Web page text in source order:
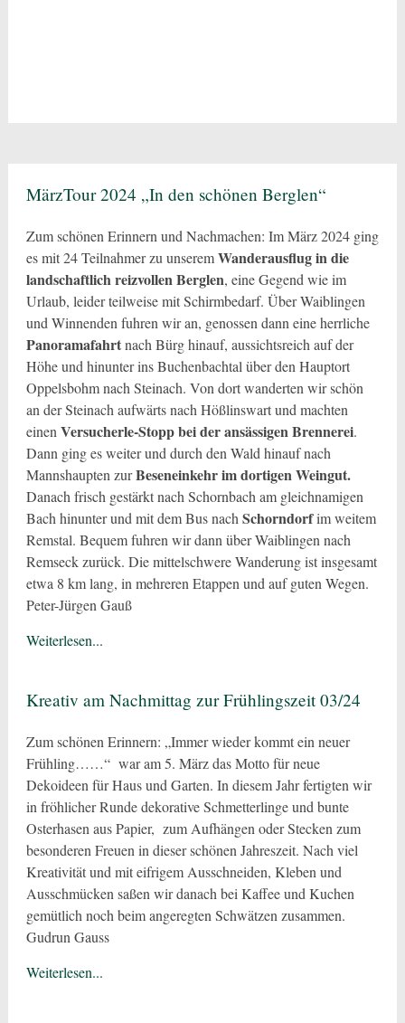
MärzTour 2024 „In den schönen Berglen“
Zum schönen Erinnern und Nachmachen: Im März 2024 ging
es mit 24 Teilnahmer zu unseremWanderausflug in die
landschaftlich reizvollen Berglen, eine Gegend wie im
Urlaub, leider teilweise mit Schirmbedarf. Über Waiblingen
und Winnenden fuhren wir an, genossen dann eine herrliche
Panoramafahrtnach Bürg hinauf, aussichtsreich auf der
Höhe und hinunter ins Buchenbachtal über den Hauptort
Oppelsbohm nach Steinach. Von dort wanderten wir schön
an der Steinach aufwärts nach Hößlinswart und machten
einen Versucherle-Stopp bei der ansässigen Brennerei.
Dann ging es weiter und durch den Wald hinauf nach
Mannshaupten zurBeseneinkehr im dortigen Weingut.
Danach frisch gestärkt nach Schornbach am gleichnamigen
Bach hinunter und mit dem Bus nach Schorndorfim weitem
Remstal. Bequem fuhren wir dann über Waiblingen nach
Remseck zurück. Die mittelschwere Wanderung ist insgesamt
etwa 8 km lang, in mehreren Etappen und auf guten Wegen.
Peter-Jürgen Gauß
Weiterlesen...
Kreativ am Nachmittag zur Frühlingszeit 03/24
Zum schönen Erinnern: „Immer wieder kommt ein neuer
Frühling……“ war am 5. März das Motto für neue
Dekoideen für Haus und Garten. In diesem Jahr fertigten wir
in fröhlicher Runde dekorative Schmetterlinge und bunte
Osterhasen aus Papier, zum Aufhängen oder Stecken zum
besonderen Freuen in dieser schönen Jahreszeit. Nach viel
Kreativität und mit eifrigem Ausschneiden, Kleben und
Ausschmücken saßen wir danach bei Kaffee und Kuchen
gemütlich noch beim angeregten Schwätzen zusammen.
Gudrun Gauss
Weiterlesen...